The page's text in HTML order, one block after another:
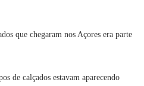
que chegaram nos Açores era parte
de calçados estavam aparecendo